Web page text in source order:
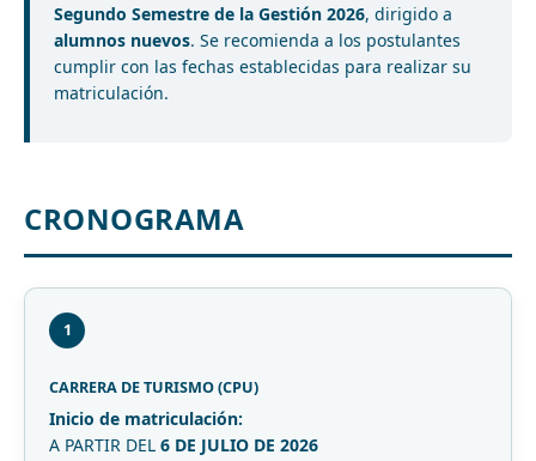
Segundo Semestre de la Gestión 2026, dirigido a
alumnos nuevos. Se recomienda a los postulantes
cumplir con las fechas establecidas para realizar su
matriculación.
CRONOGRAMA
1
CARRERA DE TURISMO (CPU)
Inicio de matriculación:
A PARTIR DEL 6 DE JULIO DE 2026